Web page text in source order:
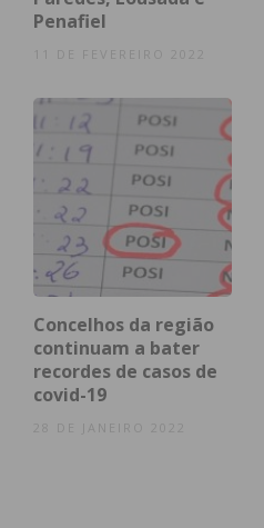
Nacional
Castelo de
Paiva
16
Felgueiras 374
Penafiel
Concelhos da região
continuam a bater
recordes de casos de
covid-19
28 DE JANEIRO 2022